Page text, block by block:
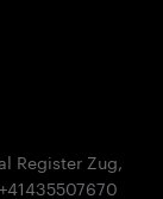
Register Zug,